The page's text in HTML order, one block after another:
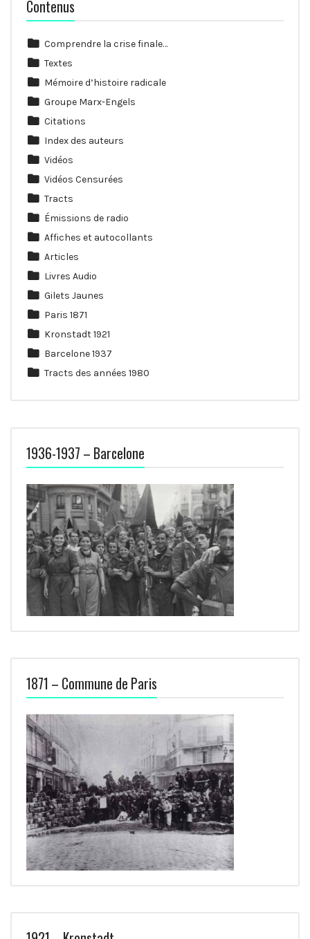
Contenus
Comprendre la crise finale…
Textes
Mémoire d’histoire radicale
Groupe Marx-Engels
Citations
Index des auteurs
Vidéos
Vidéos Censurées
Tracts
Émissions de radio
Affiches et autocollants
Articles
Livres Audio
Gilets Jaunes
Paris 1871
Kronstadt 1921
Barcelone 1937
Tracts des années 1980
1936-1937 – Barcelone
1871 – Commune de Paris